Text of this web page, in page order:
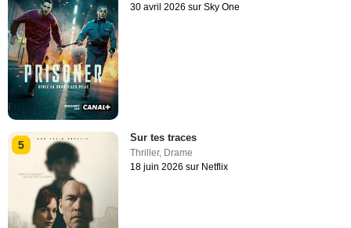
30 avril 2026 sur Sky One
5
Sur tes traces
Thriller, Drame
18 juin 2026 sur Netflix